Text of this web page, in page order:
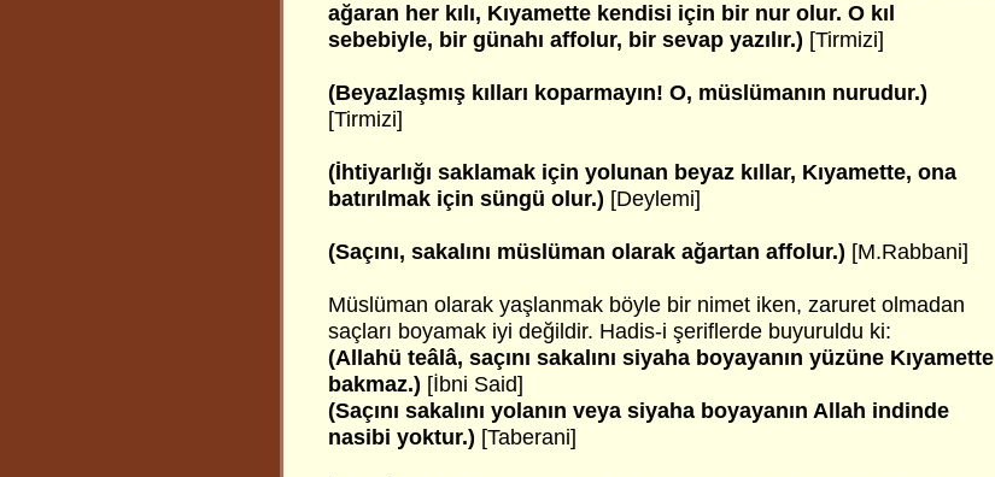
ağaran her kılı, Kıyamette kendisi için bir nur olur. O kıl
sebebiyle, bir günahı affolur, bir sevap yazılır.) [Tirmizi]
(Beyazlaşmış kılları koparmayın! O, müslümanın nurudur.)
[Tirmizi]
(İhtiyarlığı saklamak için yolunan beyaz kıllar, Kıyamette, ona
batırılmak için süngü olur.) [Deylemi]
(Saçını, sakalını müslüman olarak ağartan affolur.) [M.Rabbani]
Müslüman olarak yaşlanmak böyle bir nimet iken, zaruret olmadan
saçları boyamak iyi değildir. Hadis-i şeriflerde buyuruldu ki:
(Allahü teâlâ, saçını sakalını siyaha boyayanın yüzüne Kıyamette
bakmaz.) [İbni Said]
(Saçını sakalını yolanın veya siyaha boyayanın Allah indinde
nasibi yoktur.) [Taberani]